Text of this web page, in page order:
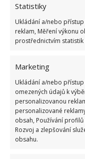
Statistiky
Ukládání a/nebo
reklam, Měření výkonu
prostřednictvím
Marketing
Ukládání a/nebo
omezených údajů k
personalizovanou
personalizované
obsah, Používání
Rozvoj a zlepšování
obsahu.
pravidelné a
pověste zcela
roličku, dvě očka,